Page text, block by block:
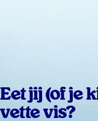
Eet jij (of je
vette vis?